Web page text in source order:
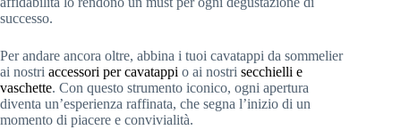
successo.
Per andare ancora oltre, abbina i tuoi cavatappi da sommelier
ai nostri accessori per cavatappi o ai nostri secchielli e
vaschette. Con questo strumento iconico, ogni apertura
diventa un’esperienza raffinata, che segna l’inizio di un
momento di piacere e convivialità.